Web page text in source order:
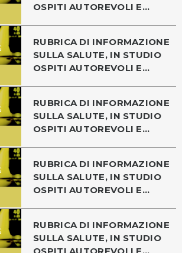
OSPITI AUTOREVOLI E...
RUBRICA DI INFORMAZIONE
SULLA SALUTE, IN STUDIO
OSPITI AUTOREVOLI E...
RUBRICA DI INFORMAZIONE
SULLA SALUTE, IN STUDIO
OSPITI AUTOREVOLI E...
RUBRICA DI INFORMAZIONE
SULLA SALUTE, IN STUDIO
OSPITI AUTOREVOLI E...
RUBRICA DI INFORMAZIONE
SULLA SALUTE, IN STUDIO
OSPITI AUTOREVOLI E...